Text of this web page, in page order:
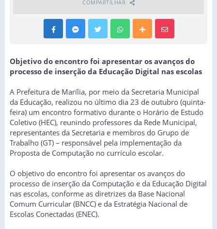
COMPARTILHAR
Objetivo do encontro foi apresentar os avanços do
processo de inserção da Educação Digital nas escolas
A Prefeitura de Marília, por meio da Secretaria Municipal
da Educação, realizou no último dia 23 de outubro (quinta-
feira) um encontro formativo durante o Horário de Estudo
Coletivo (HEC), reunindo professores da Rede Municipal,
representantes da Secretaria e membros do Grupo de
Trabalho (GT) – responsável pela implementação da
Proposta de Computação no currículo escolar.
O objetivo do encontro foi apresentar os avanços do
processo de inserção da Computação e da Educação Digital
nas escolas, conforme as diretrizes da Base Nacional
Comum Curricular (BNCC) e da Estratégia Nacional de
Escolas Conectadas (ENEC).